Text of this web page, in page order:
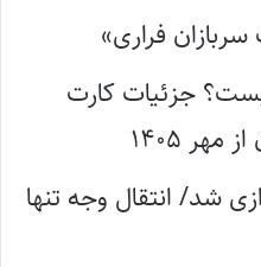
فراری»
جزئیات کارت
۱۴۰۵
شد/ انتقال وجه تنها